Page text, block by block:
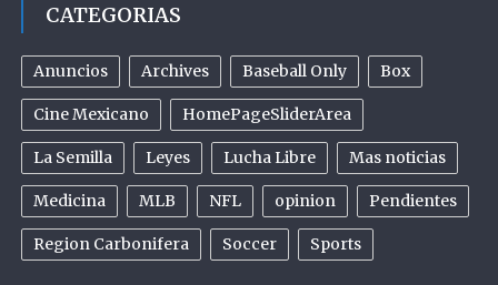
CATEGORIAS
Anuncios Archives Baseball Only Box
Cine Mexicano HomePageSliderArea
La Semilla Leyes Lucha Libre Mas noticias
Medicina MLB NFL opinion Pendientes
Region Carbonifera Soccer Sports